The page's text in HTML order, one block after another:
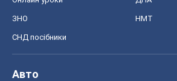
ЗНО НМТ
СНД посібники
Авто